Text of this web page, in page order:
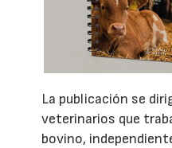
La publicación se
veterinarios que
bovino,